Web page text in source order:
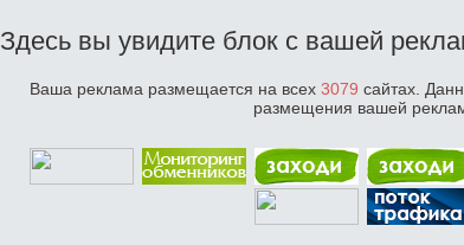
Здесь вы увидите блок с вашей
Ваша реклама размещается на всех 3079 сайтах.
размещения вашей